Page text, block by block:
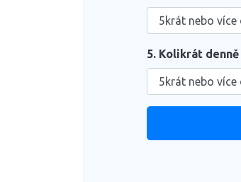
5. Kolikrát